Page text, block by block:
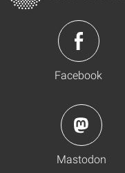
Facebook
Mastodon